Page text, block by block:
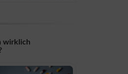
wirklich